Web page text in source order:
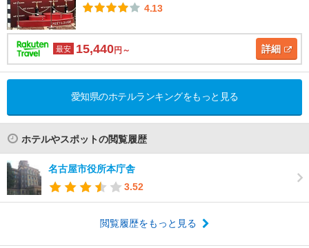
4.13
最安 15,440円～ 詳細
愛知県のホテルランキングをもっと見る
ホテルやスポットの閲覧履歴
名古屋市役所本庁舎
3.52
閲覧履歴をもっと見る